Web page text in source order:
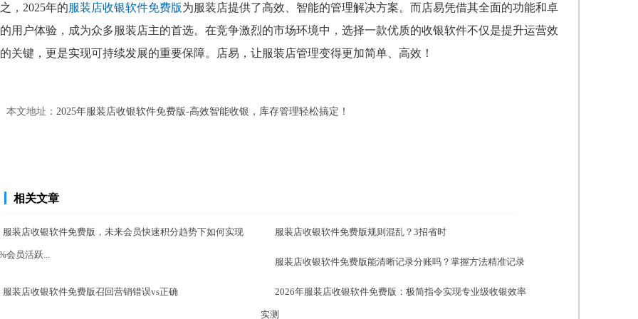
，2025年的服装店收银软件免费版为服装店提供了高效、智能的管理解决方案。而店易凭借其全面的功能和卓
用户体验，成为众多服装店主的首选。在竞争激烈的市场环境中，选择一款优质的收银软件不仅是提升运营效
关键，更是实现可持续发展的重要保障。店易，让服装店管理变得更加简单、高效！
本文地址： 2025年服装店收银软件免费版-高效智能收银，库存管理轻松搞定！
相关文章
服装店收银软件免费版，未来会员快速积分趋势下如何实现
会员活跃...
服装店收银软件免费版规则混乱？3招省时
服装店收银软件免费版能清晰记录分账吗？掌握方法精准记录
服装店收银软件免费版召回营销错误vs正确 2026年服装店收银软件免费版：极简指令实现专业级收银效率
实测